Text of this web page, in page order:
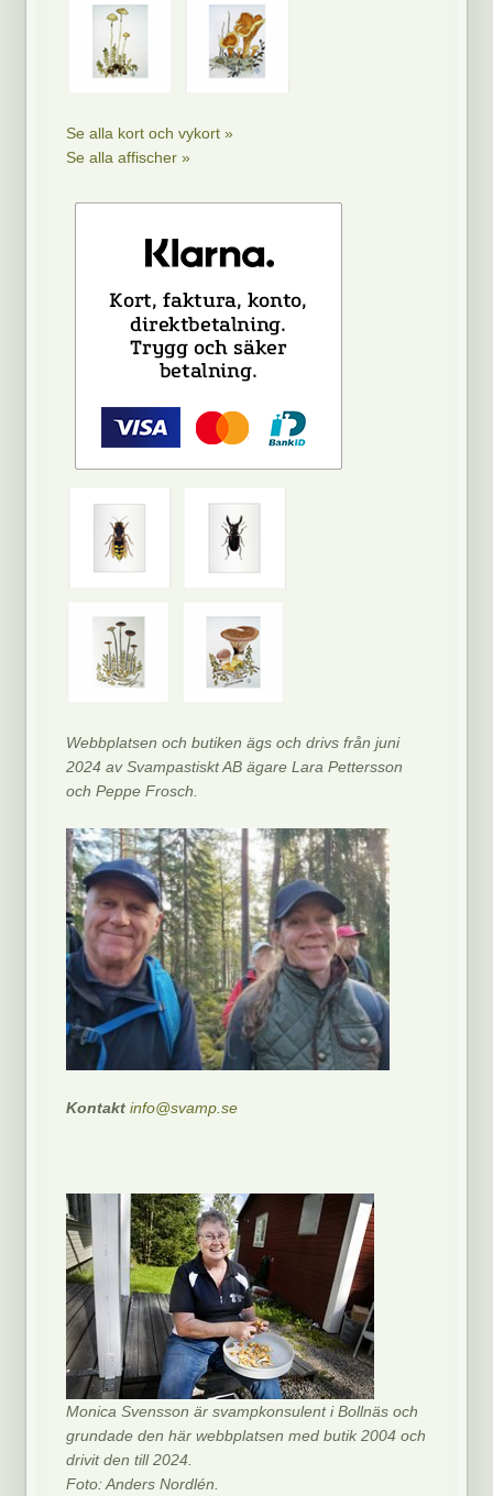
Se alla kort och vykort »
Se alla affischer »
Webbplatsen och butiken ägs och drivs från juni
2024 av Svampastiskt AB ägare Lara Pettersson
och Peppe Frosch.
Kontaktinfo@svamp.se
Monica Svensson är svampkonsulent i Bollnäs och
grundade den här webbplatsen med butik 2004 och
drivit den till 2024.
Foto: Anders Nordlén.